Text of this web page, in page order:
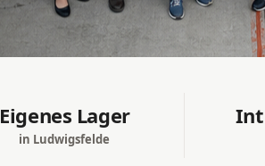
Eigenes Lager
in Ludwigsfelde